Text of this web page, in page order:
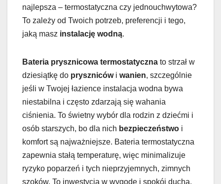
najlepsza – termostatyczna czy jednouchwytowa?
To zależy od Twoich potrzeb, preferencji i tego,
jaką masz instalację wodną.
Bateria prysznicowa termostatyczna to strzał w
dziesiątkę do prysznicówi wanien, szczególnie
jeśli w Twojej łazience instalacja wodna bywa
niestabilna i często zdarzają się wahania
ciśnienia. To świetny wybór dla rodzin z dziećmi i
osób starszych, bo dla nich bezpieczeństwo i
komfort są najważniejsze. Bateria termostatyczna
zapewnia stałą temperaturę, więc minimalizuje
ryzyko poparzeń i tych nieprzyjemnych, zimnych
szoków. To inwestycja w wygodę i spokój ducha,